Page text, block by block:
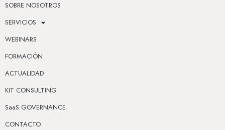
SOBRE NOSOTROS
SERVICIOS
WEBINARS
FORMACIÓN
ACTUALIDAD
KIT CONSULTING
SaaS GOVERNANCE
CONTACTO